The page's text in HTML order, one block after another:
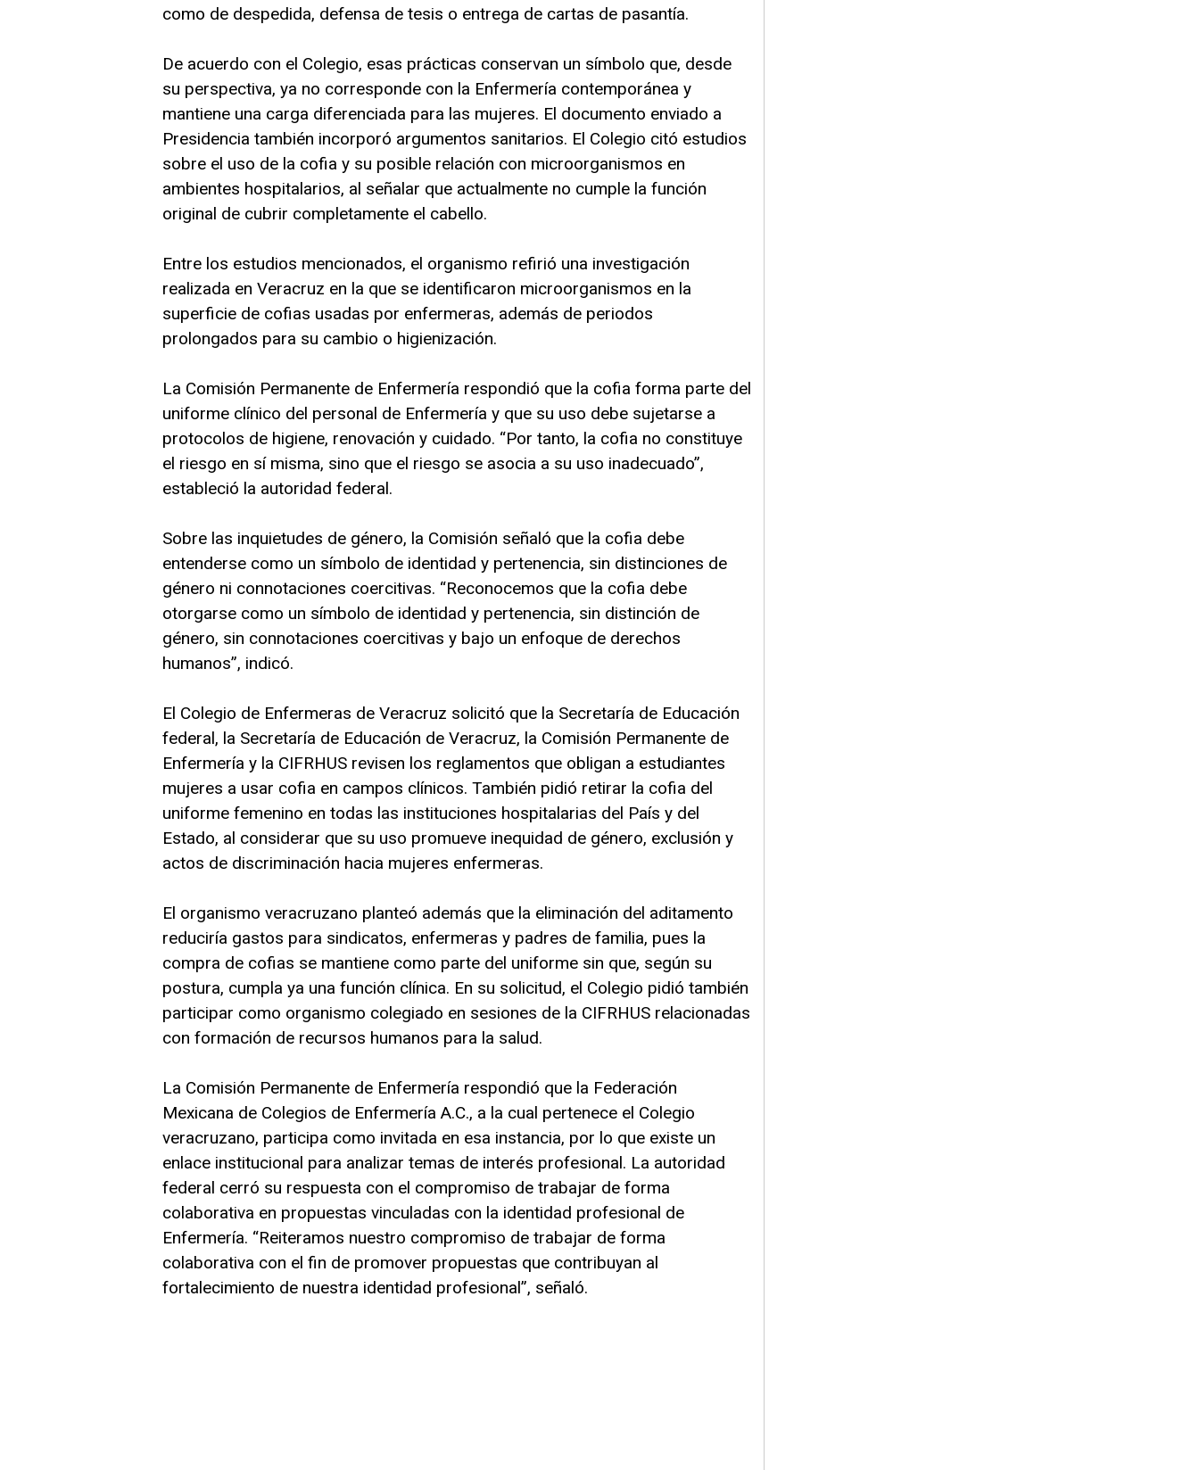
como de despedida, defensa de tesis o entrega de cartas de pasantía.
De acuerdo con el Colegio, esas prácticas conservan un símbolo que, desde
su perspectiva, ya no corresponde con la Enfermería contemporánea y
mantiene una carga diferenciada para las mujeres. El documento enviado a
Presidencia también incorporó argumentos sanitarios. El Colegio citó estudios
sobre el uso de la cofia y su posible relación con microorganismos en
ambientes hospitalarios, al señalar que actualmente no cumple la función
original de cubrir completamente el cabello.
Entre los estudios mencionados, el organismo refirió una investigación
realizada en Veracruz en la que se identificaron microorganismos en la
superficie de cofias usadas por enfermeras, además de periodos
prolongados para su cambio o higienización.
La Comisión Permanente de Enfermería respondió que la cofia forma parte del
uniforme clínico del personal de Enfermería y que su uso debe sujetarse a
protocolos de higiene, renovación y cuidado. “Por tanto, la cofia no constituye
el riesgo en sí misma, sino que el riesgo se asocia a su uso inadecuado”,
estableció la autoridad federal.
Sobre las inquietudes de género, la Comisión señaló que la cofia debe
entenderse como un símbolo de identidad y pertenencia, sin distinciones de
género ni connotaciones coercitivas. “Reconocemos que la cofia debe
otorgarse como un símbolo de identidad y pertenencia, sin distinción de
género, sin connotaciones coercitivas y bajo un enfoque de derechos
humanos”, indicó.
El Colegio de Enfermeras de Veracruz solicitó que la Secretaría de Educación
federal, la Secretaría de Educación de Veracruz, la Comisión Permanente de
Enfermería y la CIFRHUS revisen los reglamentos que obligan a estudiantes
mujeres a usar cofia en campos clínicos. También pidió retirar la cofia del
uniforme femenino en todas las instituciones hospitalarias del País y del
Estado, al considerar que su uso promueve inequidad de género, exclusión y
actos de discriminación hacia mujeres enfermeras.
El organismo veracruzano planteó además que la eliminación del aditamento
reduciría gastos para sindicatos, enfermeras y padres de familia, pues la
compra de cofias se mantiene como parte del uniforme sin que, según su
postura, cumpla ya una función clínica. En su solicitud, el Colegio pidió también
participar como organismo colegiado en sesiones de la CIFRHUS relacionadas
con formación de recursos humanos para la salud.
La Comisión Permanente de Enfermería respondió que la Federación
Mexicana de Colegios de Enfermería A.C., a la cual pertenece el Colegio
veracruzano, participa como invitada en esa instancia, por lo que existe un
enlace institucional para analizar temas de interés profesional. La autoridad
federal cerró su respuesta con el compromiso de trabajar de forma
colaborativa en propuestas vinculadas con la identidad profesional de
Enfermería. “Reiteramos nuestro compromiso de trabajar de forma
colaborativa con el fin de promover propuestas que contribuyan al
fortalecimiento de nuestra identidad profesional”, señaló.